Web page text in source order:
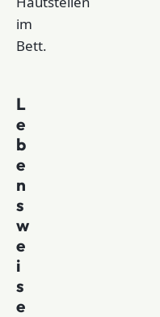
im
Bett.
L
e
b
e
n
s
w
e
i
s
e